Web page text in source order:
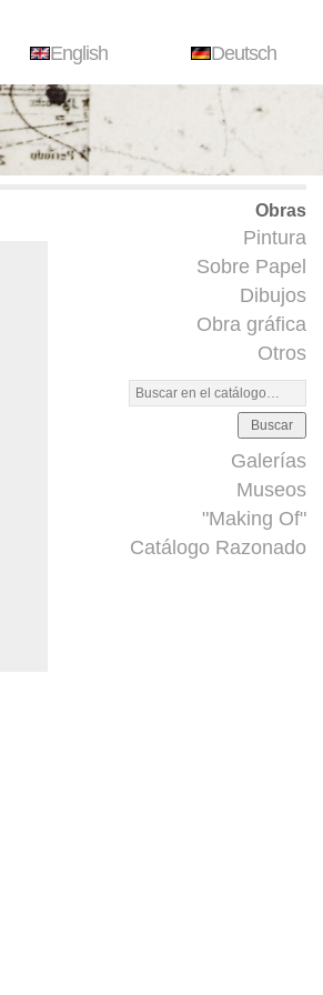
English Deutsch
Obras
Pintura
Sobre Papel
Dibujos
Obra gráfica
Otros
Buscar
Galerías
Museos
"Making Of"
Catálogo Razonado